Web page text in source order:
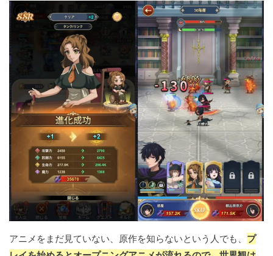
アニメをまだ見ていない、原作を知らないという人でも、 プ